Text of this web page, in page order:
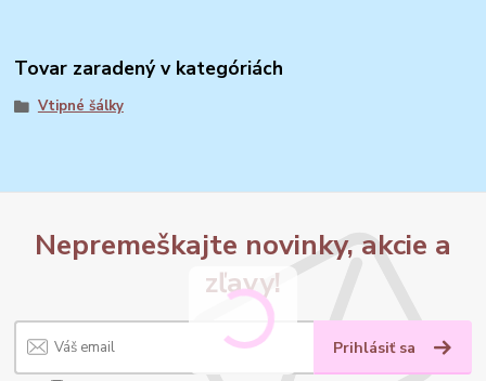
Tovar zaradený v kategóriách
Vtipné šálky
Nepremeškajte novinky, akcie a
zľavy!
Prihlásiť sa